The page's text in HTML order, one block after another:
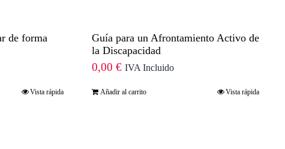
de forma
Vista rápida
Guía para un Afrontamiento Activo de
la Discapacidad
0,00 € IVA Incluido
Añadir al carrito Vista rápida